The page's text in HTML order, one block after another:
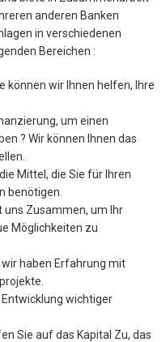
anderen Banken
in verschiedenen
Bereichen :
können wir Ihnen helfen, Ihre
um einen
? Wir können Ihnen das
Mittel, die Sie für Ihren
benötigen.
Zusammen, um Ihr
Möglichkeiten zu
haben Erfahrung mit
wichtiger
Sie auf das Kapital Zu, das